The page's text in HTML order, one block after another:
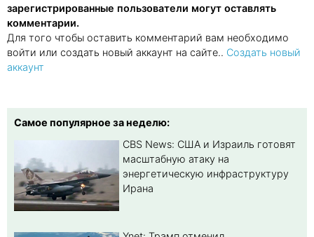
зарегистрированные пользователи могут оставлять
комментарии.
Для того чтобы оставить комментарий вам необходимо
войти или создать новый аккаунт на сайте.. Создать новый
аккаунт
Самое популярное за неделю:
CBS News: США и Израиль готовят
масштабную атаку на
энергетическую инфраструктуру
Ирана